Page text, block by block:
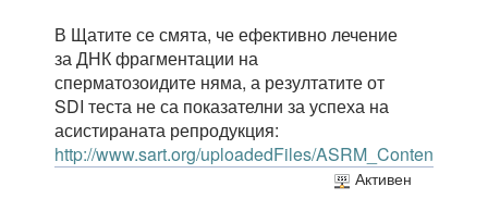
В Щатите се смята, че ефективно лечение
за ДНК фрагментации на
сперматозоидите няма, а резултатите от
SDI теста не са показателни за успеха на
асистираната репродукция:
http://www.sart.org/uploadedFiles/ASRM_Content/
Активен